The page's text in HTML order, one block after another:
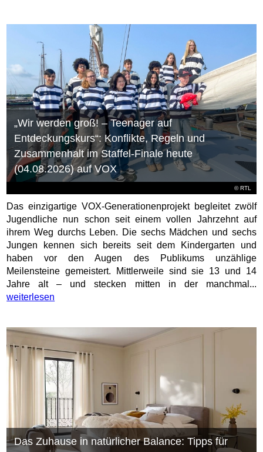
©RTL
„Wir werden groß! – Teenager auf
Entdeckungskurs“: Konflikte, Regeln und
Zusammenhalt im Staffel-Finale heute
(04.08.2026) auf VOX
Das einzigartige VOX-Generationenprojekt begleitet zwölf
Jugendliche nun schon seit einem vollen Jahrzehnt auf
ihrem Weg durchs Leben. Die sechs Mädchen und sechs
Jungen kennen sich bereits seit dem Kindergarten und
haben vor den Augen des Publikums unzählige
Meilensteine gemeistert. Mittlerweile sind sie 13 und 14
Jahre alt – und stecken mitten in der manchmal...
weiterlesen
Das Zuhause in natürlicher Balance: Tipps für